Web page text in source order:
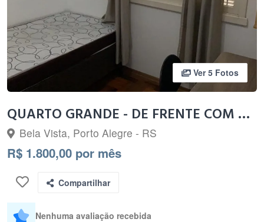
Ver 5 Fotos
QUARTO GRANDE - DE FRENTE COM ACESSO A SACADA
Bela Vista, Porto Alegre - RS
R$ 1.800,00 por mês
Compartilhar
Nenhuma avaliação recebida